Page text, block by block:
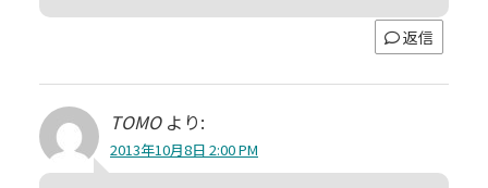
返信
TOMO より:
2013年10月8日 2:00 PM